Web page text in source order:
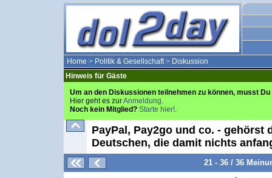
Home > Politik & Gesellschaft> Diskussion
Hinweis für Gäste
Um an den Diskussionen teilnehmen zu können, musst
Hier geht es zurAnmeldung.
Noch kein Mitglied? Starte hier!.
PayPal, Pay2go und co. - gehörst
Deutschen, die damit nichts
21 - 36 / 36